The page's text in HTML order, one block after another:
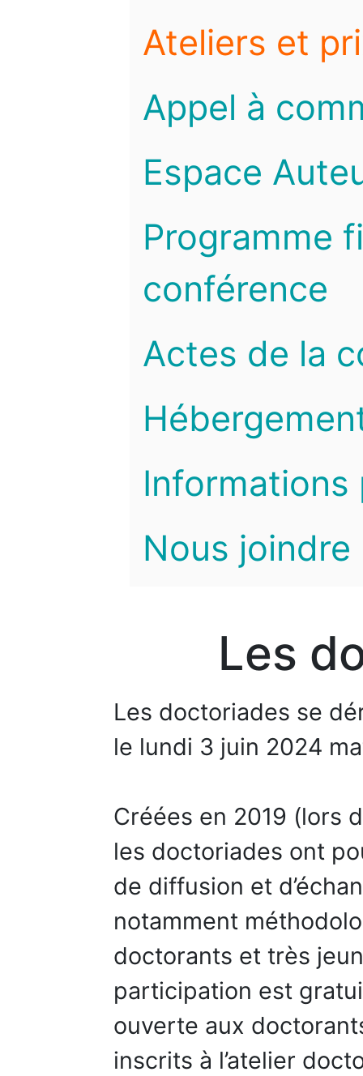
Ateliers et
Appel à
Espace
Programme
conférence
Actes de la
Informations
Nous joindre
Les
Les doctoriades se
le lundi 3 juin 2024
Créées en 2019 (lors
les doctoriades ont
de diffusion et
notamment
doctorants et très
participation est
ouverte aux
inscrits à l’atelier